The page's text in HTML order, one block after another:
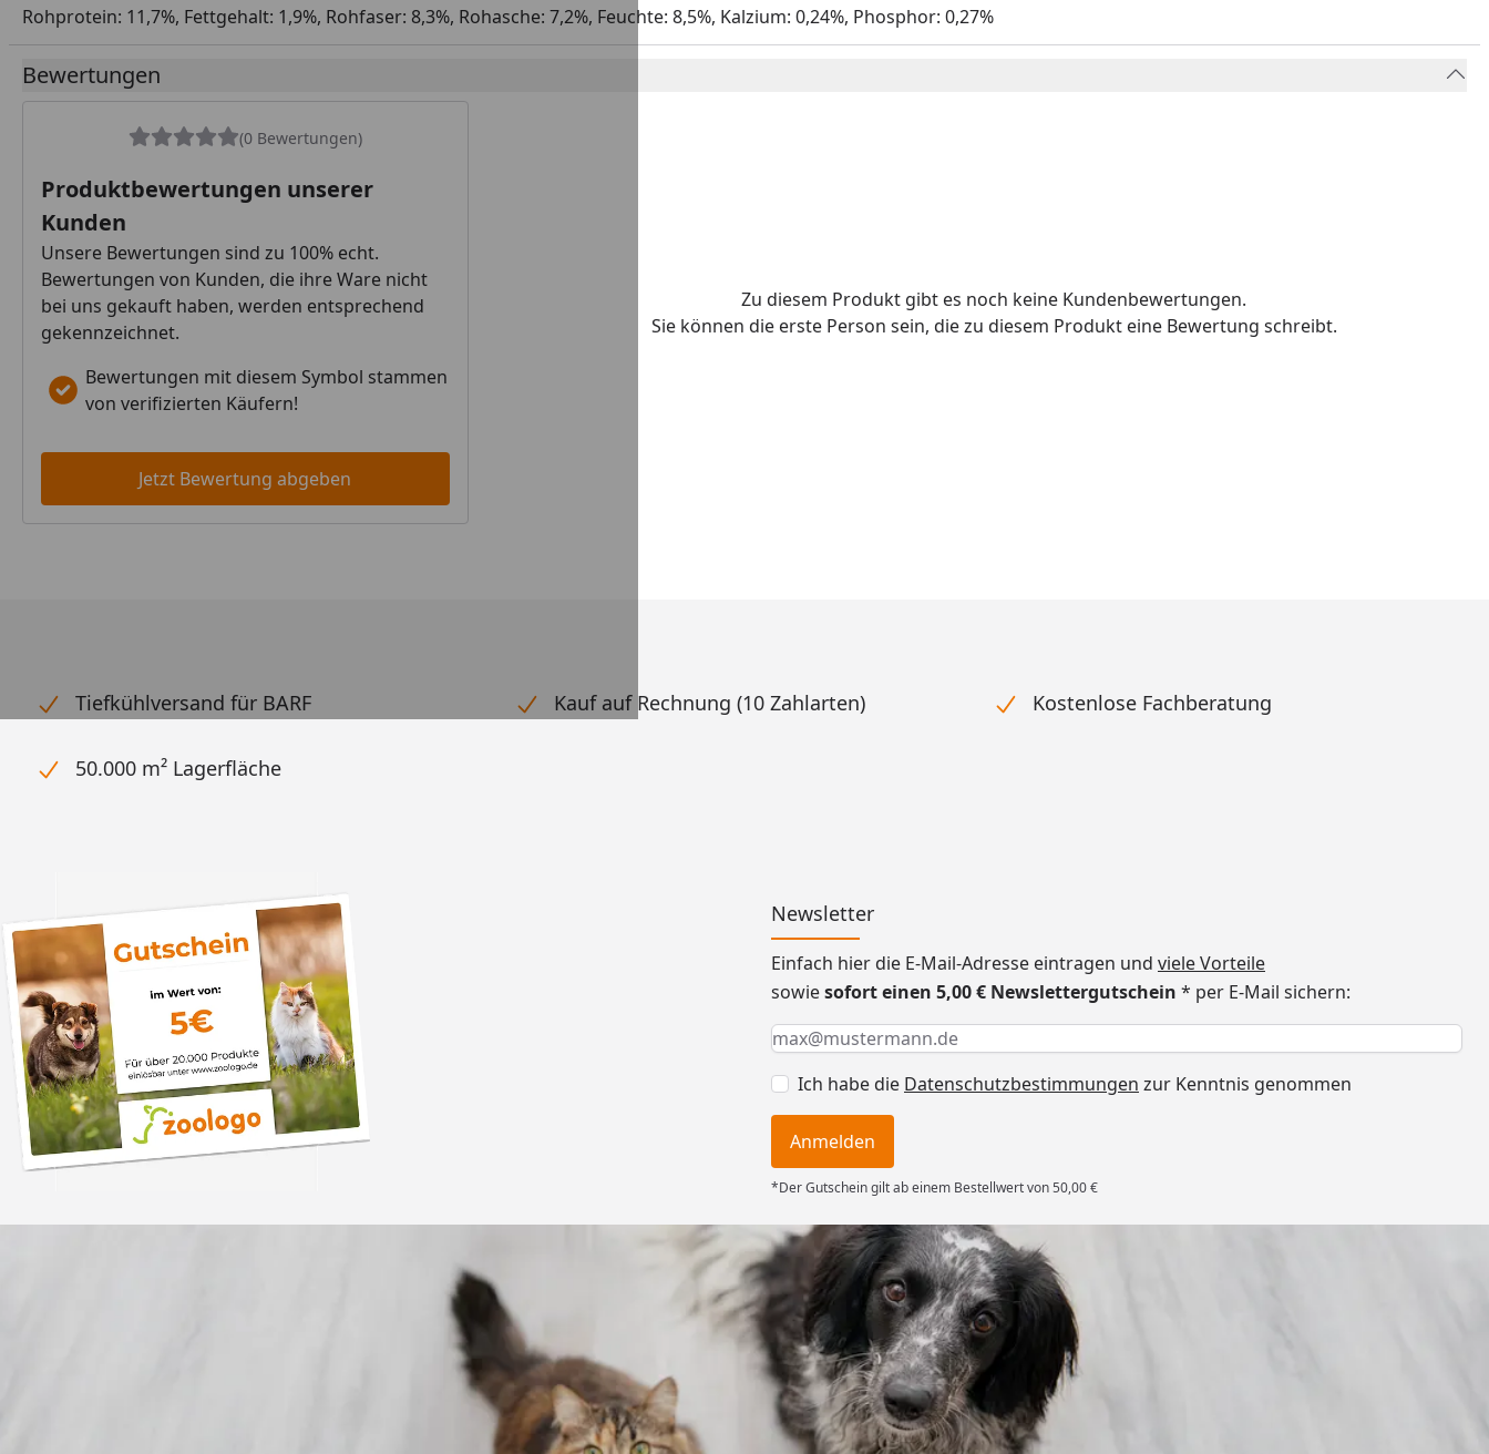
Rohprotein: 11,7%, Fettgehalt: 1,9%, Rohfaser: 8,3%, Rohasche: 7,2%, Feuchte: 8,5%, Kalzium: 0,24%, Phosphor: 0,27%
Bewertungen
(0 Bewertungen)
Produktbewertungen unserer
Kunden
Unsere Bewertungen sind zu 100% echt.
Bewertungen von Kunden, die ihre Ware nicht
bei uns gekauft haben, werden entsprechend
gekennzeichnet.
Bewertungen mit diesem Symbol stammen
von verifizierten Käufern!
Jetzt Bewertung abgeben
Zu diesem Produkt gibt es noch keine Kundenbewertungen.
Sie können die erste Person sein, die zu diesem Produkt eine Bewertung schreibt.
Tiefkühlversand für BARF Kauf auf Rechnung (10 Zahlarten) Kostenlose Fachberatung
50.000 m² Lagerfläche
Newsletter
Einfach hier die E-Mail-Adresse eintragen und viele Vorteile
sowiesofort einen 5,00 € Newslettergutschein * per E-Mail sichern:
Keine Eingabe erforderlich
Eingabe erforderlich
E-Mail *
Ich habe die Datenschutzbestimmungen zur Kenntnis genommen
Anmelden
*Der Gutschein gilt ab einem Bestellwert von 50,00 €
„Gute Erfahrung mit
Zoologo,schnelle Lieferung, alles
top“
31.07.2026
Versand